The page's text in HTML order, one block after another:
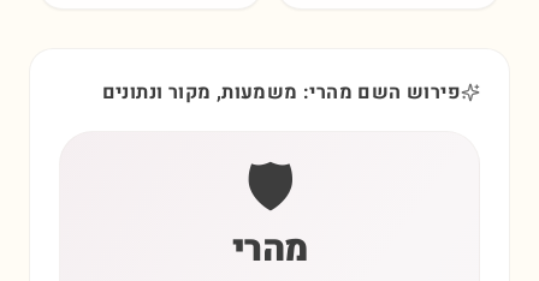
פירוש השם מהרי: משמעות, מקור ונתונים
🛡️
מהרי